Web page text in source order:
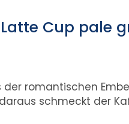
Latte Cup pale
romantischen
schmeckt der